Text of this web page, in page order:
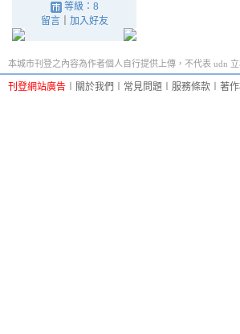
等級：8
留言｜ 加入好友
本城市刊登之內容為作者個人自行提供上傳，不代表 udn 立
刊登網站廣告 關於我們 常見問題 服務條款 著